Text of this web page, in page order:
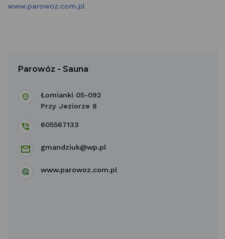
www.parowoz.com.pl
Parowóz - Sauna
Łomianki 05-092
Przy Jeziorze 8
605567133
gmandziuk@wp.pl
www.parowoz.com.pl